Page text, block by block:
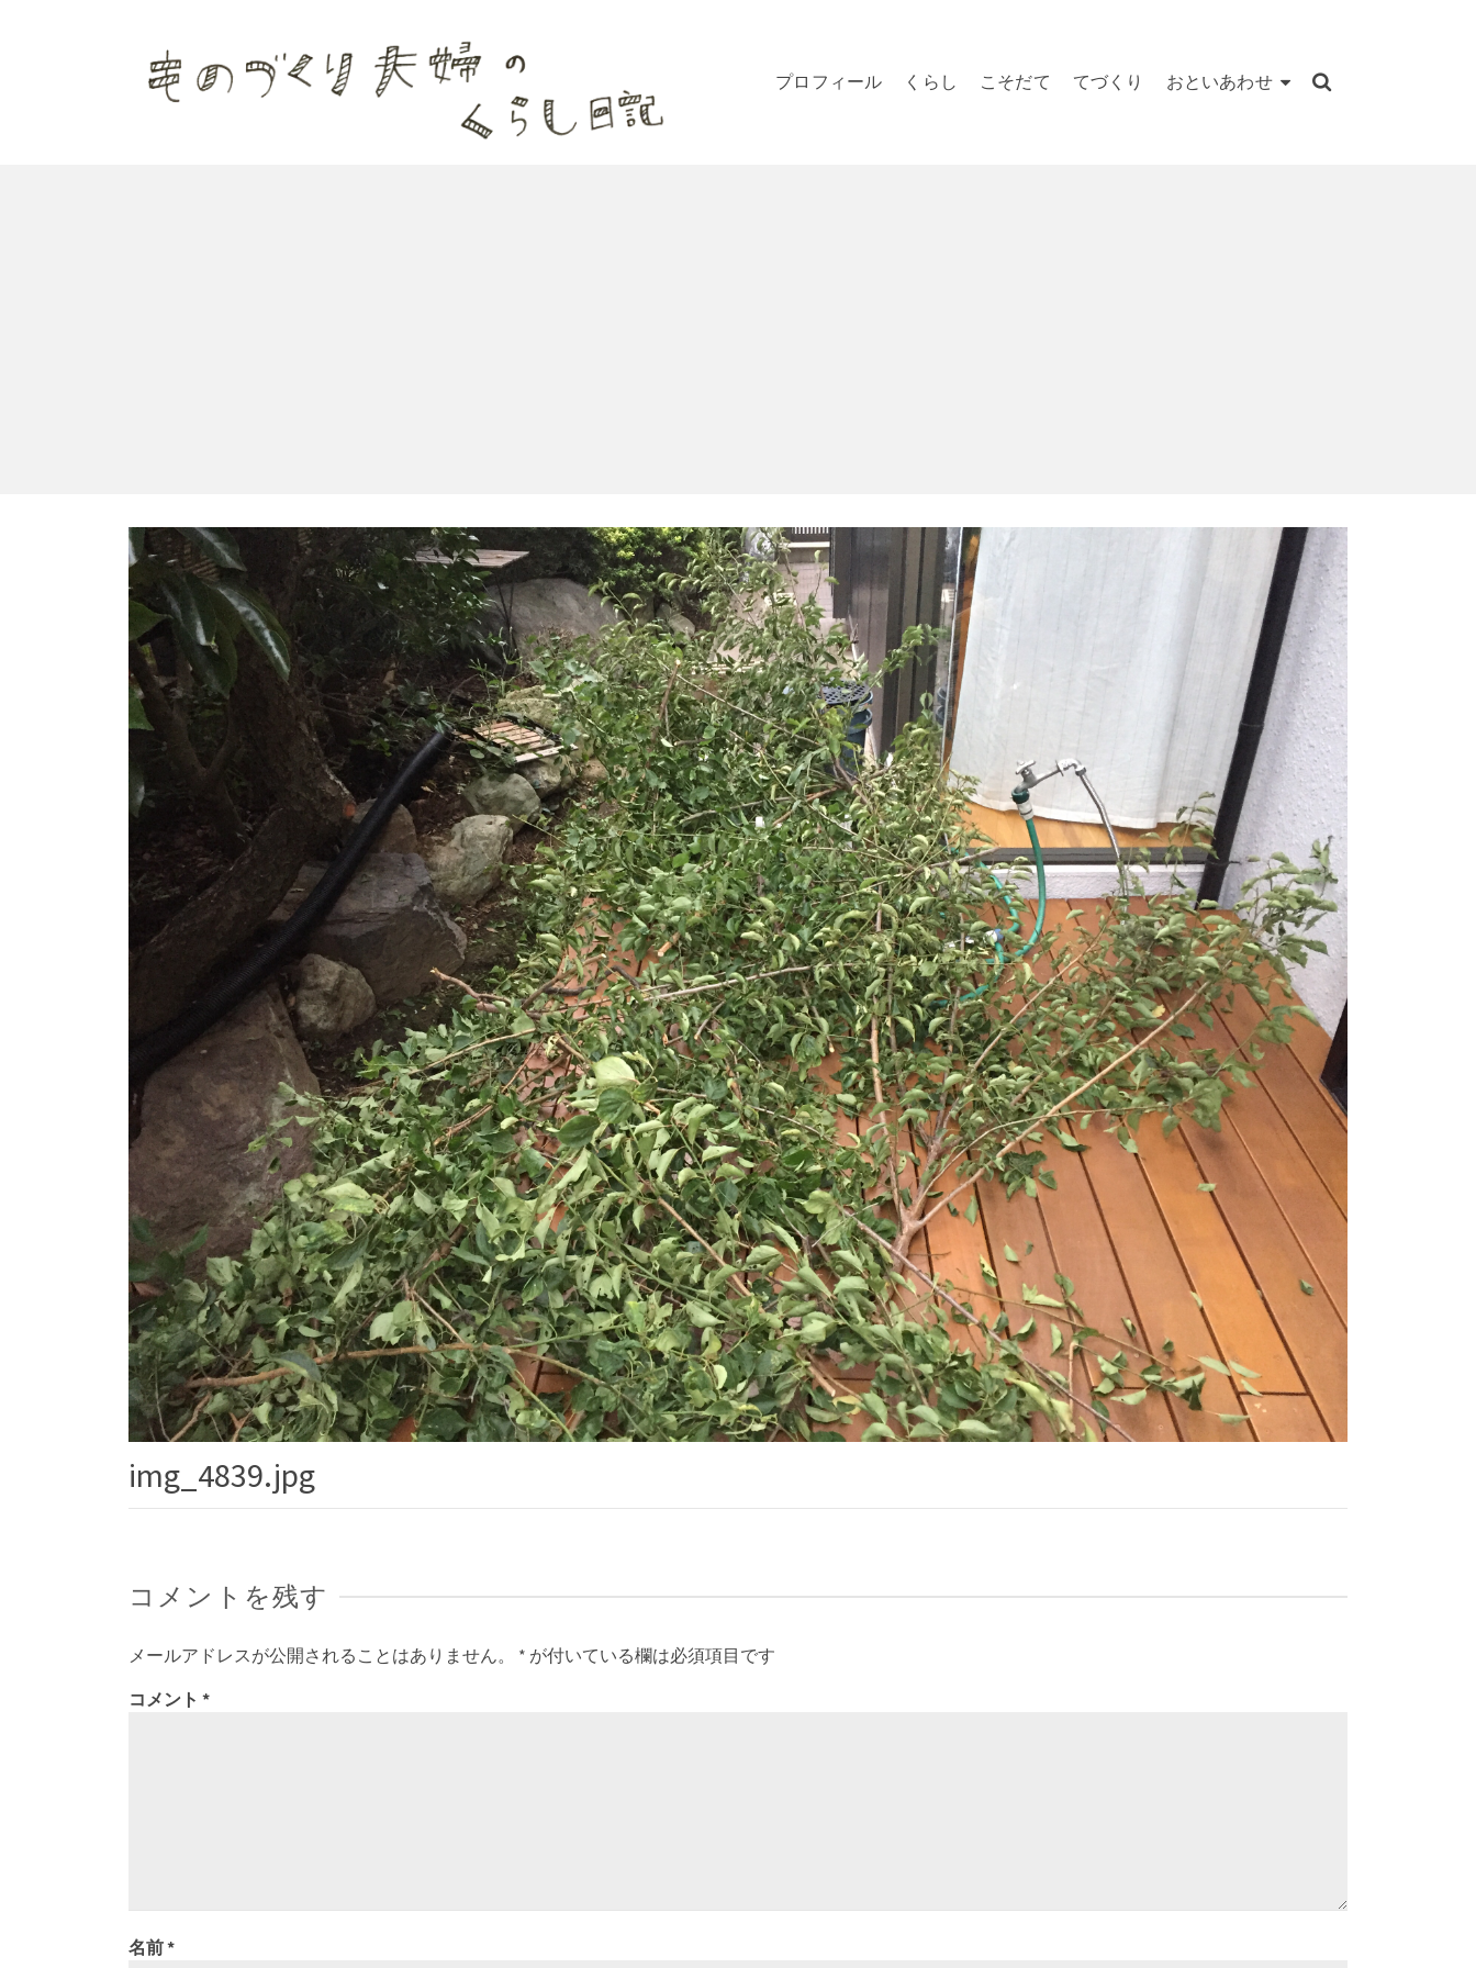
プロフィール くらし こそだて てづくり おといあわせ
img_4839.jpg
コメントを残す
メールアドレスが公開されることはありません。 * が付いている欄は必須項目です
コメント *
名前*